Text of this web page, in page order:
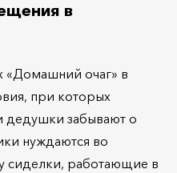
в
«Домашний очаг» в
при которых
забывают о
нуждаются во
сиделки, работающие в